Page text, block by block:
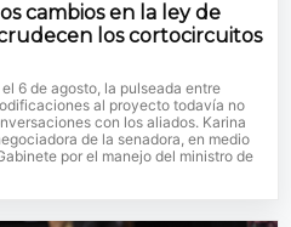
cambios en la ley de
los cortocircuitos
6 de agosto, la pulseada entre
al proyecto todavía no
con los aliados. Karina
de la senadora, en medio
por el manejo del ministro de